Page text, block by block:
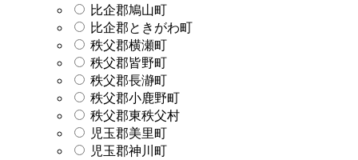
比企郡鳩山町
比企郡ときがわ町
秩父郡横瀬町
秩父郡皆野町
秩父郡長瀞町
秩父郡小鹿野町
秩父郡東秩父村
児玉郡美里町
児玉郡神川町